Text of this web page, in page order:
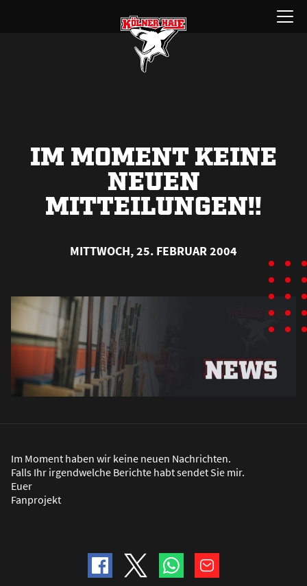
Menü
öffnen
IM MOMENT KEINE
NEUEN
MITTEILUNGEN!!
MITTWOCH, 25. FEBRUAR 2004
Im Moment haben wir keine neuen Nachrichten.
Falls Ihr irgendwelche Berichte habt sendet Sie mir.
Euer
Fanprojekt